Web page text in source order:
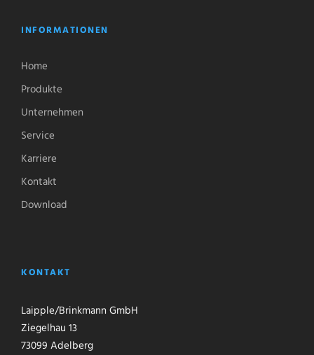
INFORMATIONEN
Home
Produkte
Unternehmen
Service
Karriere
Kontakt
Download
KONTAKT
Laipple/Brinkmann GmbH
Ziegelhau 13
73099 Adelberg